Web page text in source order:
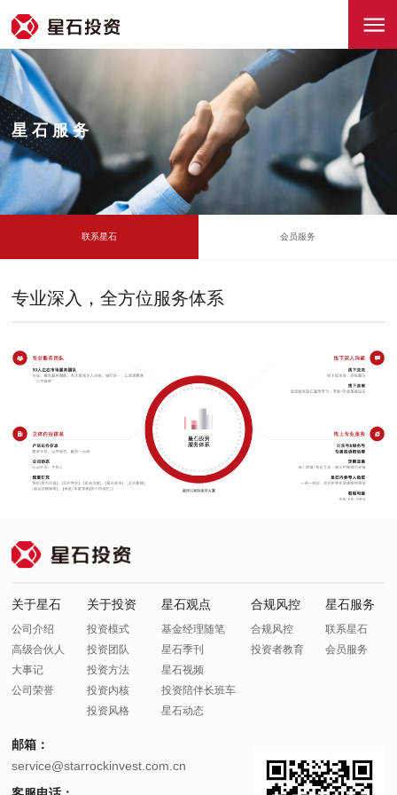
星石服务
联系星石 会员服务
专业深入，全方位服务体系
关于星石
公司介绍
高级合伙人
大事记
公司荣誉
关于投资
投资模式
投资团队
投资方法
投资内核
投资风格
星石观点
基金经理随笔
星石季刊
星石视频
投资陪伴长班车
星石动态
合规风控
合规风控
投资者教育
星石服务
联系星石
会员服务
邮箱：
service@starrockinvest.com.cn